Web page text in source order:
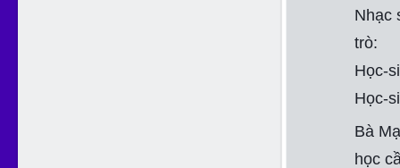
Nhạc
trò:
Học-
Học-
Bà
học